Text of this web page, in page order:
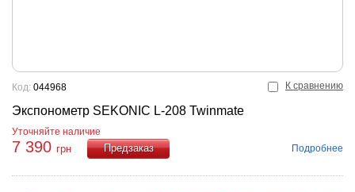
К сравнению
Экспонометр SEKONIC L-208 Twinmate
Код: 044968
Уточняйте наличие
7 390 грн
Подробнее